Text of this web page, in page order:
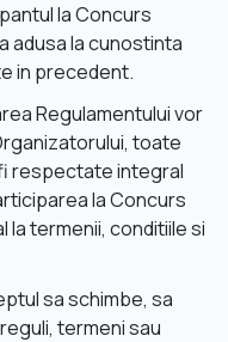
la Concurs
adusa la cunostinta
in precedent.
Regulamentului vor
toate
respectate integral
la Concurs
la termenii, conditiile si
sa schimbe, sa
termeni sau